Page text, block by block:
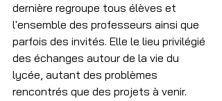
dernière regroupe tous élèves et
l'ensemble des professeurs ainsi que
parfois des invités. Elle le lieu privilégié
des échanges autour de la vie du
lycée, autant des problèmes
rencontrés que des projets à venir.